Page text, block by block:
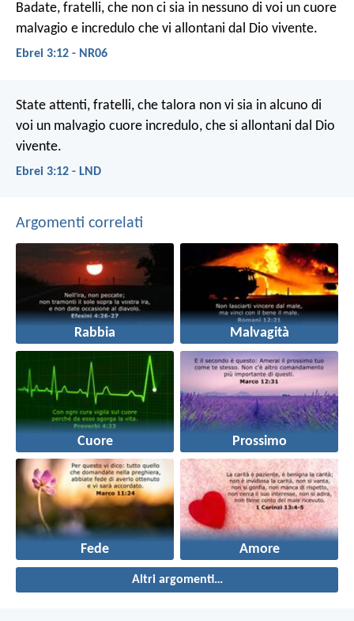
Badate, fratelli, che non ci sia in nessuno di voi un cuore
malvagio e incredulo che vi allontani dal Dio vivente.
Ebrei 3:12 - NR06
State attenti, fratelli, che talora non vi sia in alcuno di
voi un malvagio cuore incredulo, che si allontani dal Dio
vivente.
Ebrei 3:12 - LND
Argomenti correlati
Rabbia Malvagità
Cuore Prossimo
Fede Amore
Altri argomenti…